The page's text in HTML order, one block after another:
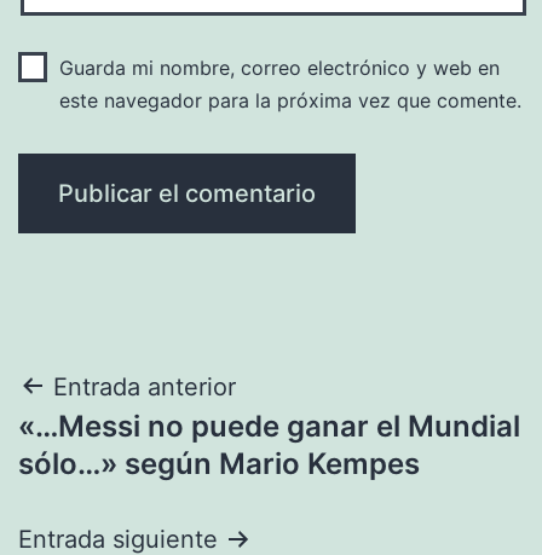
Guarda mi nombre, correo electrónico y web en
este navegador para la próxima vez que comente.
Navegación
de
Entrada anterior
«…Messi no puede ganar el Mundial
sólo…» según Mario Kempes
Entrada siguiente